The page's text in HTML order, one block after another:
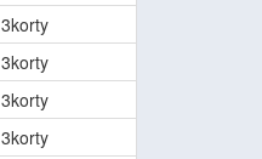
3korty
3korty
3korty
3korty